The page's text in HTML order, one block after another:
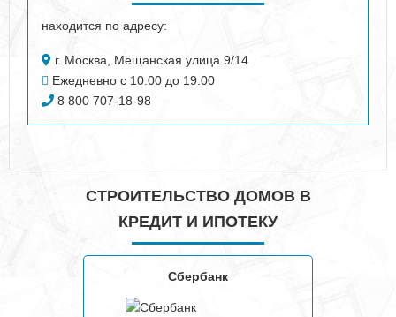
находится по адресу:
г. Москва, Мещанская улица 9/14
Ежедневно с 10.00 до 19.00
8 800 707-18-98
СТРОИТЕЛЬСТВО ДОМОВ В
КРЕДИТ И ИПОТЕКУ
Сбербанк